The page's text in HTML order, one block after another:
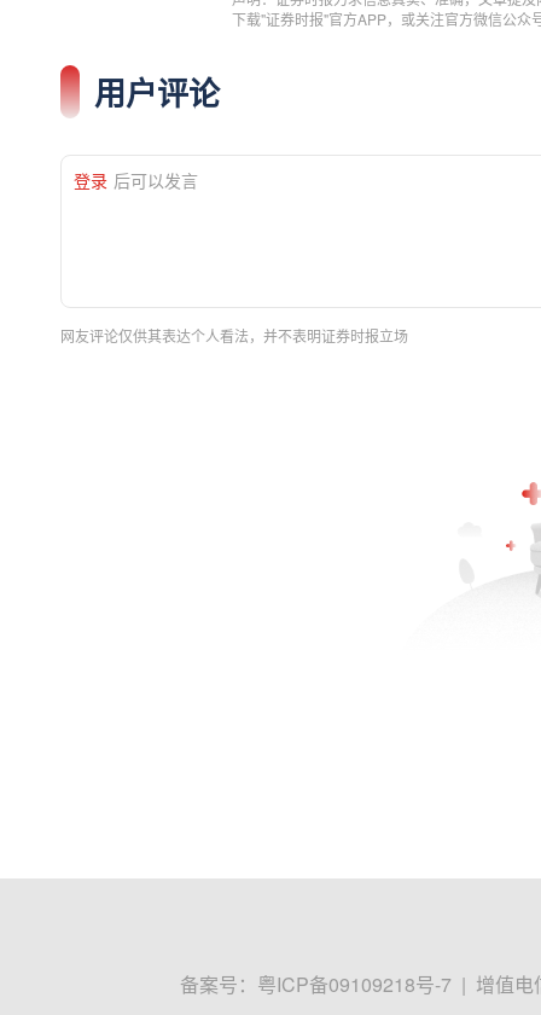
下载"证券时报"官方APP，或关注官方微信公
用户评论
登录 后可以发言
网友评论仅供其表达个人看法，并不表明证券时报立场
备案号： 粤ICP备09109218号-7 | 增值电